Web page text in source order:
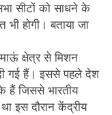
सीटों को साधने के
होगी। बताया जा
क्षेत्र से मिशन
दी गई हैं। इससे पहले देश
हैं जिससे भारतीय
इस दौरान केंद्रीय